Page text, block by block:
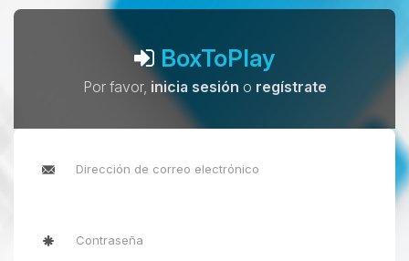
BoxToPlay
Por favor, inicia sesión o regístrate